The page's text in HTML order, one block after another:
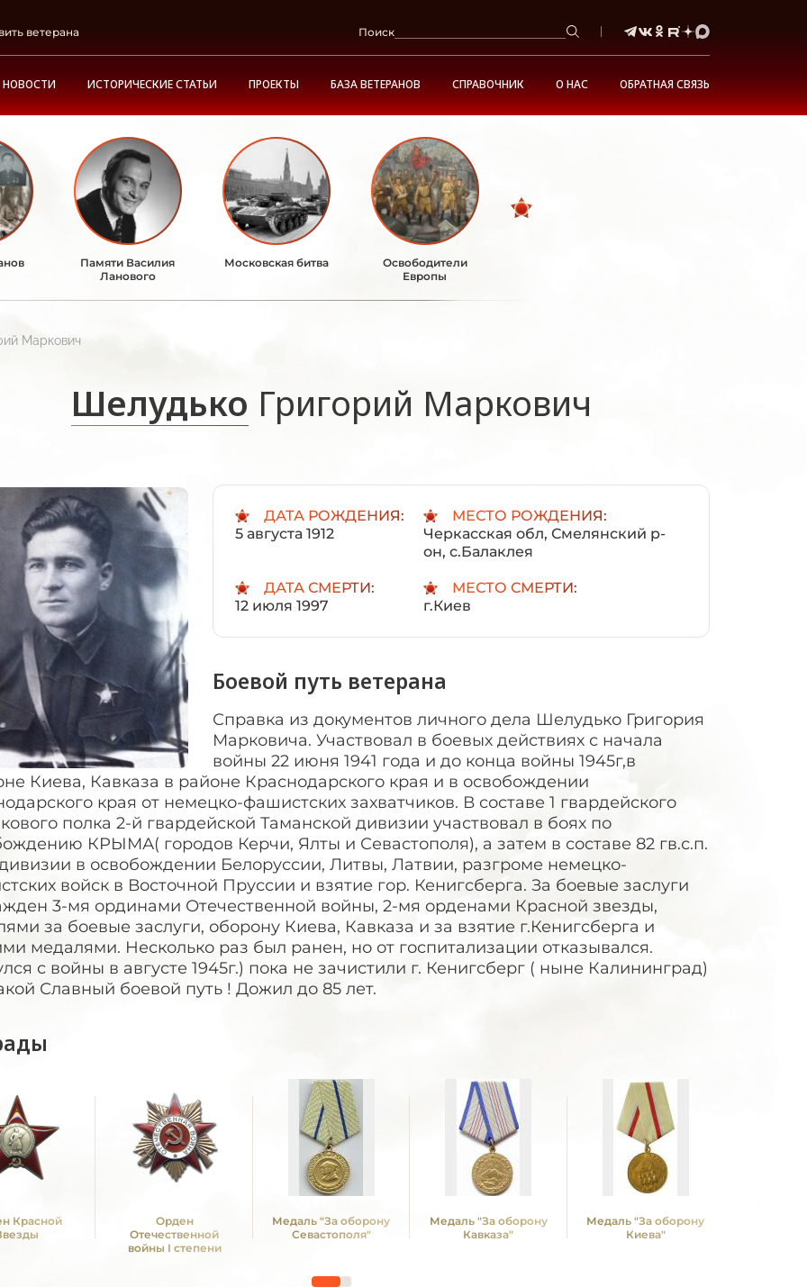
ветерана Поиск
НОВОСТИ ИСТОРИЧЕСКИЕ СТАТЬИ ПРОЕКТЫ БАЗА ВЕТЕРАНОВ СПРАВОЧНИК О НАС ОБРАТНАЯ СВЯЗЬ
Памяти Василия
Ланового
Московская битва
Освободители
Европы
Маркович
Шелудько Григорий Маркович
ДАТА РОЖДЕНИЯ:
5 августа 1912
МЕСТО РОЖДЕНИЯ:
Черкасская обл, Смелянский р-
он, с.Балаклея
ДАТА СМЕРТИ:
12 июля 1997
МЕСТО СМЕРТИ:
г.Киев
Боевой путь ветерана
Справка из документов личного дела Шелудько Григория
Марковича. Участвовал в боевых действиях с начала
войны 22 июня 1941 года и до конца войны 1945г,в
Киева, Кавказа в районе Краснодарского края и в освобождении
края от немецко-фашистских захватчиков. В составе 1 гвардейского
полка 2-й гвардейской Таманской дивизии участвовал в боях по
КРЫМА( городов Керчи, Ялты и Севастополя), а затем в составе 82 гв.с.п.
в освобождении Белоруссии, Литвы, Латвии, разгроме немецко-
войск в Восточной Пруссии и взятие гор. Кенигсберга. За боевые заслуги
3-мя ординами Отечественной войны, 2-мя орденами Красной звезды,
за боевые заслуги, оборону Киева, Кавказа и за взятие г.Кенигсберга и
медалями. Несколько раз был ранен, но от госпитализации отказывался.
с войны в августе 1945г.) пока не зачистили г. Кенигсберг ( ныне Калининград)
Славный боевой путь ! Дожил до 85 лет.
Красной
Орден
Отечественной
войны I степени
Медаль "За оборону
Севастополя"
Медаль "За оборону
Кавказа"
Медаль "За оборону
Киева"